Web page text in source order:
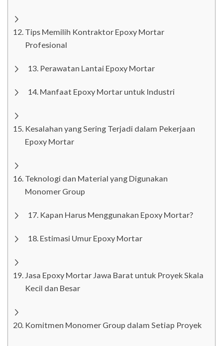
Tips Memilih Kontraktor Epoxy Mortar
Profesional
Perawatan Lantai Epoxy Mortar
Manfaat Epoxy Mortar untuk Industri
Kesalahan yang Sering Terjadi dalam Pekerjaan
Epoxy Mortar
Teknologi dan Material yang Digunakan
Monomer Group
Kapan Harus Menggunakan Epoxy Mortar?
Estimasi Umur Epoxy Mortar
Jasa Epoxy Mortar Jawa Barat untuk Proyek Skala
Kecil dan Besar
Komitmen Monomer Group dalam Setiap Proyek